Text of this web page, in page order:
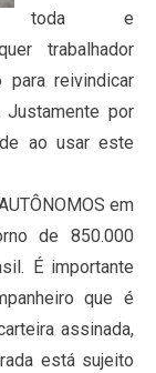
toda e
trabalhador
reivindicar
por
ao usar este
em
de 850.000
É importante
que é
assinada,
está sujeito